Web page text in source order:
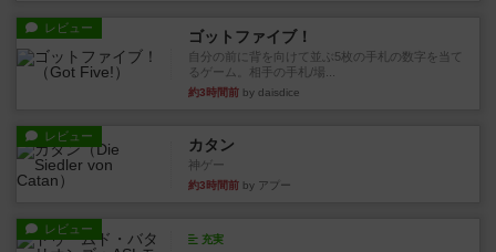
レビュー ゴットファイブ！
自分の前に背を向けて並ぶ5枚の手札の数字を当て
るゲーム。相手の手札/場...
約3時間前 by daisdice
レビュー カタン
神ゲー
約3時間前 by アプー
レビュー
充実